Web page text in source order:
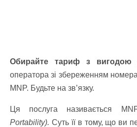
Обирайте тариф з вигодою
оператора зі збереженням
MNP. Будьте на зв’язку.
Ця послуга називається
Portability). Суть її в тому, що ви